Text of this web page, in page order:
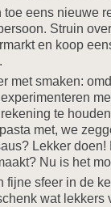
toe eens nieuwe
Struin
en koop
met smaken:
te
met, we
Lekker doen!
Nu is het
fijne sfeer in de
wat lekkers